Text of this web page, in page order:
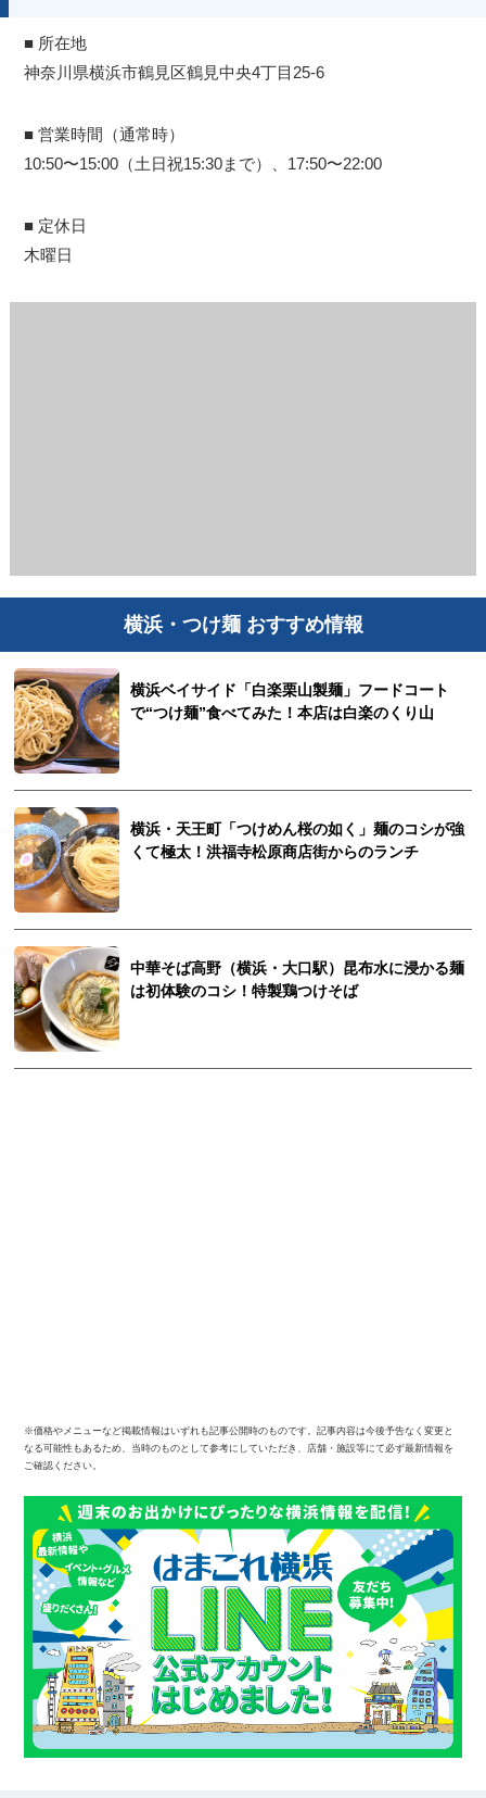
■ 所在地
神奈川県横浜市鶴見区鶴見中央4丁目25-6
■ 営業時間（通常時）
10:50〜15:00（土日祝15:30まで）、17:50〜22:00
■ 定休日
木曜日
横浜・つけ麺 おすすめ情報
横浜ベイサイド「白楽栗山製麺」フードコート
で“つけ麺”食べてみた！本店は白楽のくり山
横浜・天王町「つけめん桜の如く」麺のコシが強
くて極太！洪福寺松原商店街からのランチ
中華そば高野（横浜・大口駅）昆布水に浸かる麺
は初体験のコシ！特製鶏つけそば
※価格やメニューなど掲載情報はいずれも記事公開時のものです。記事内容は今後予告なく変更と
なる可能性もあるため、当時のものとして参考にしていただき、店舗・施設等にて必ず最新情報を
ご確認ください。